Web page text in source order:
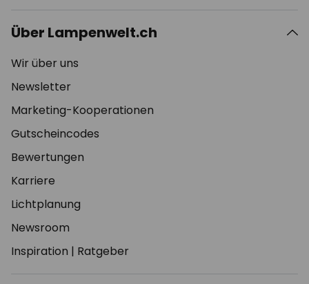
Über Lampenwelt.ch
Wir über uns
Newsletter
Marketing-Kooperationen
Gutscheincodes
Bewertungen
Karriere
Lichtplanung
Newsroom
Inspiration | Ratgeber